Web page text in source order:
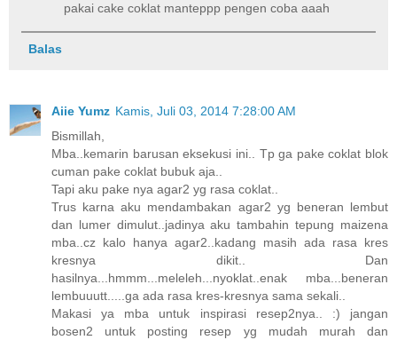
pakai cake coklat manteppp pengen coba aaah
Balas
Aiie Yumz Kamis, Juli 03, 2014 7:28:00 AM
Bismillah,
Mba..kemarin barusan eksekusi ini.. Tp ga pake coklat blok
cuman pake coklat bubuk aja..
Tapi aku pake nya agar2 yg rasa coklat..
Trus karna aku mendambakan agar2 yg beneran lembut
dan lumer dimulut..jadinya aku tambahin tepung maizena
mba..cz kalo hanya agar2..kadang masih ada rasa kres
kresnya dikit.. Dan
hasilnya...hmmm...meleleh...nyoklat..enak mba...beneran
lembuuutt.....ga ada rasa kres-kresnya sama sekali..
Makasi ya mba untuk inspirasi resep2nya.. :) jangan
bosen2 untuk posting resep yg mudah murah dan